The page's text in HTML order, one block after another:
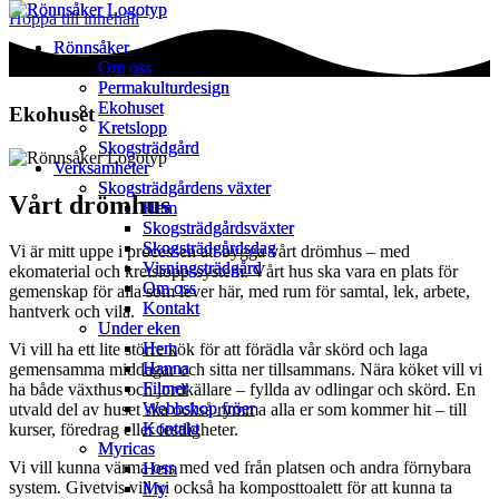
Hoppa till innehåll
Rönnsåker
Om oss
Permakulturdesign
Ekohuset
Kretslopp
Skogsträdgård
Verksamheter
Skogsträdgårdens växter
Hem
Skogsträdgårdsväxter
Skogsträdgårdsdag
Visningsträdgård
Om oss
Kontakt
Under eken
Hem
Hanna
Filmer
Webbshop fröer
Kontakt
Myricas
Hem
My
Rönnsåker
Om oss
Permakulturdesign
Ekohuset
Kretslopp
Skogsträdgård
Verksamheter
Skogsträdgårdens växter
Hem
Skogsträdgårdsväxter
Skogsträdgårdsdag
Visningsträdgård
Om oss
Kontakt
Under eken
Hem
Hanna
Filmer
Webbshop fröer
Kontakt
Myricas
Hem
My
Ekohuset
Vårt drömhus
Vi är mitt uppe i processen att bygga vårt drömhus – med
ekomaterial och kretsloppssystem. Vårt hus ska vara en plats för
gemenskap för alla som lever här, med rum för samtal, lek, arbete,
hantverk och vila.
Vi vill ha ett lite större kök för att förädla vår skörd och laga
gemensamma middagar och sitta ner tillsammans. Nära köket vill vi
ha både växthus och jordkällare – fyllda av odlingar och skörd. En
utvald del av huset ska också rymma alla er som kommer hit – till
kurser, föredrag eller festligheter.
Vi vill kunna värma oss med ved från platsen och andra förnybara
system. Givetvis vill vi också ha komposttoalett för att kunna ta